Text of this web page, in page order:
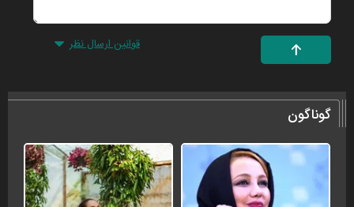
قوانین ارسال نظر
گوناگون